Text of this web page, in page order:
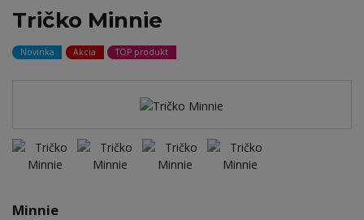
Tričko Minnie
Novinka Akcia TOP produkt
Minnie